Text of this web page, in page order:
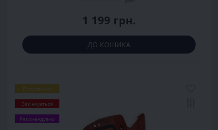
1 199 грн.
ДО КОШИКА
Популярний
Закінчується
Рекомендуємо